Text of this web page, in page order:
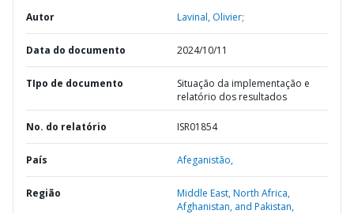
Autor Lavinal, Olivier;
Data do documento 2024/10/11
TIpo de documento
Situação da implementação e
relatório dos resultados
No. do relatório ISR01854
País Afeganistão,
Região
Middle East, North Africa,
Afghanistan, and Pakistan,